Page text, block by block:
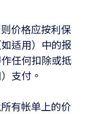
价格应按利保
适用）中的报
任何扣除或抵
支付。
有帐单上的价